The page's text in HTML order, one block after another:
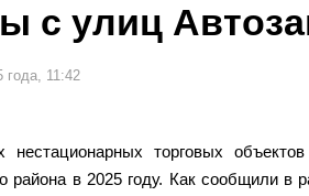
с улиц
года, 11:42
нестационарных торговых
района в 2025 году. Как сообщили в